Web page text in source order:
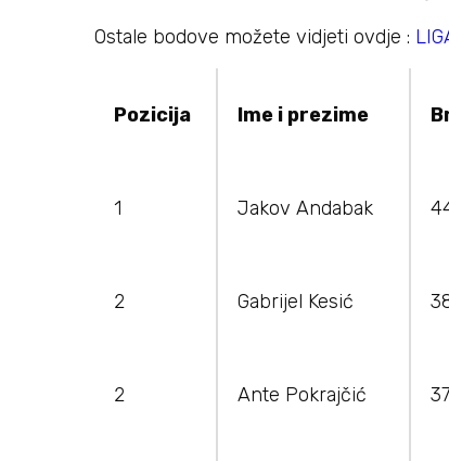
Ostale bodove možete vidjeti ovdje :
Pozicija Ime i prezime
1 Jakov Andabak
2 Gabrijel Kesić
2 Ante Pokrajčić